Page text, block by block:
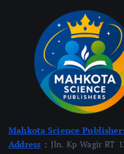
Mahkota Science
Address : Jln. Kp Wagir RT